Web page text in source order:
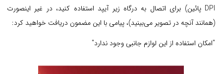
DPI پائین) برای اتصال به درگاه زیر آیپد استفاده کنید، در غیر اینصورت
(همانند آنچه در تصویر می‌بینید)، پیامی با این مضمون دریافت خواهید کرد:
"امکان استفاده از این لوازم جانبی وجود ندارد"